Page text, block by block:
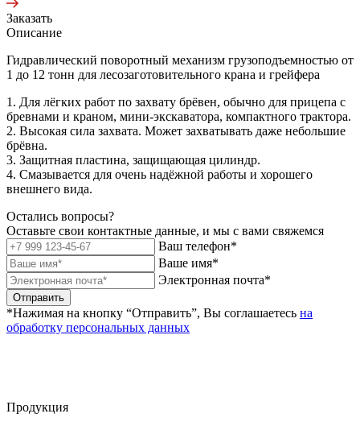
Заказать
Описание
Гидравлический поворотный механизм грузоподъемностью от
1 до 12 тонн для лесозаготовительного крана и грейфера
1. Для лёгких работ по захвату брёвен, обычно для прицепа с
бревнами и краном, мини-экскаватора, компактного трактора.
2. Высокая сила захвата. Может захватывать даже небольшие
брёвна.
3. Защитная пластина, защищающая цилиндр.
4. Смазывается для очень надёжной работы и хорошего
внешнего вида.
Остались вопросы?
Оставьте свои контактные данные, и мы с вами свяжемся
Ваш телефон*
Ваше имя*
Электронная почта*
Отправить
*Нажимая на кнопку “Отправить”, Вы соглашаетесь на
обработку персональных данных
Продукция